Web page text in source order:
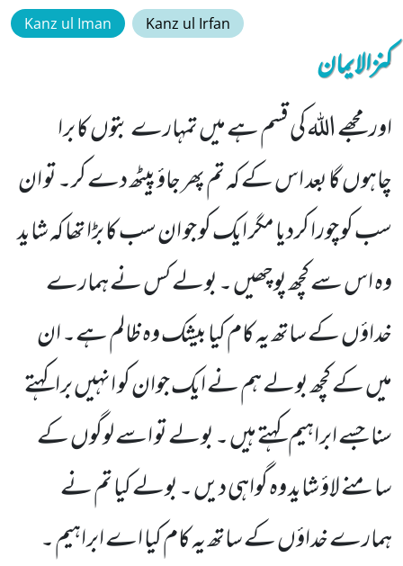
Kanz ul Iman Kanz ul Irfan
کنزالایمان
اور مجھے اللہ کی قسم ہے میں تمہارے بتوں کا برا
چاہوں گا بعد اس کے کہ تم پھر جاؤ پیٹھ دے کر۔ تو ان
سب کو چورا کردیا مگر ایک کو جو ان سب کا بڑا تھا کہ شاید
وہ اس سے کچھ پوچھیں ۔ بولے کس نے ہمارے
خداؤں کے ساتھ یہ کام کیا بیشک وہ ظالم ہے۔ ان
میں کے کچھ بولے ہم نے ایک جوان کو انہیں برا کہتے
سنا جسے ابراہیم کہتے ہیں ۔ بولے تو اسے لوگوں کے
سامنے لاؤ شاید وہ گواہی دیں ۔ بولے کیا تم نے
ہمارے خداؤں کے ساتھ یہ کام کیا اے ابراہیم ۔